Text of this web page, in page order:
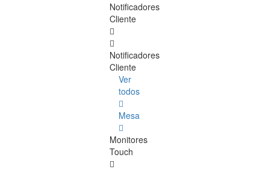
Notificadores
Cliente
Notificadores
Cliente
Ver
todos
Mesa
Monitores
Touch